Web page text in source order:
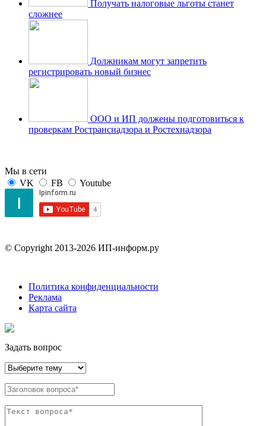
Получать налоговые льготы станет
сложнее
Должникам могут запретить
регистрировать новый бизнес
ООО и ИП должены подготовиться к
проверкам Ространснадзора и Ростехнадзора
Мы в сети
VK
FB Youtube
© Copyright 2013-2026 ИП-информ.ру
Политика конфиденциальности
Реклама
Карта сайта
Задать вопрос